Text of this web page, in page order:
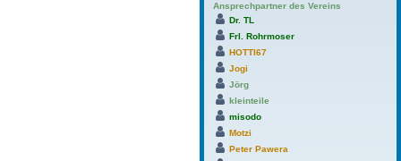
Ansprechpartner des Vereins
Dr. TL
Frl. Rohrmoser
HOTTI67
Jogi
Jörg
kleinteile
misodo
Motzi
Peter Pawera